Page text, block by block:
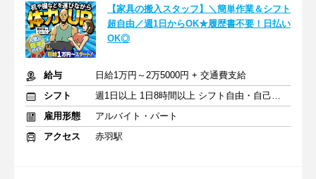
【家具の搬入スタッフ】＼簡単作業＆シフト
超自由／週1日からOK★履歴書不要！日払い
OK◎
給与
日給1万円～2万5000円 + 交通費支給
シフト
週1日以上 1日8時間以上 シフト自由・自己申告
雇用形態
アルバイト・パート
アクセス
赤羽駅